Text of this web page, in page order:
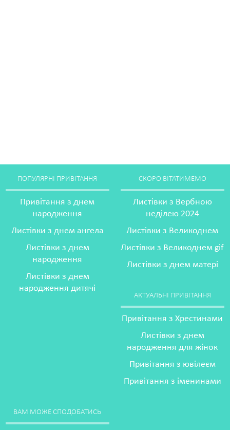
ПОПУЛЯРНІ ПРИВІТАННЯ
Привітання з днем
народження
Листівки з днем ангела
Листівки з днем
народження
Листівки з днем
народження дитячі
СКОРО ВІТАТИМЕМО
Листівки з Вербною
неділею 2024
Листівки з Великоднем
Листівки з Великоднем gif
Листівки з днем матері
АКТУАЛЬНІ ПРИВІТАННЯ
Привітання з Хрестинами
Листівки з днем
народження для жінок
Привітання з ювілеєм
Привітання з іменинами
ВАМ МОЖЕ СПОДОБАТИСЬ